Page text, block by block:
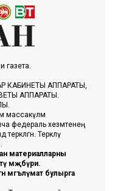
газета.
КАБИНЕТЫ АППАРАТЫ,
АППАРАТЫ.
массакүләм
федераль хезмәтенең
Теркәлү
материалларны
мәҗбүри.
мәгълүмат булырга